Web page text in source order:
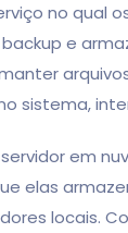
no qual
e
sistema,
em
elas
locais.